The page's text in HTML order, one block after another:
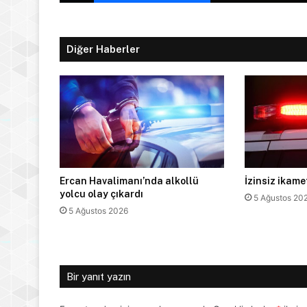
Diğer Haberler
Ercan Havalimanı’nda alkollü
yolcu olay çıkardı
5 Ağustos 2026
İzinsiz
5 Ağustos
Bir yanıt yazın